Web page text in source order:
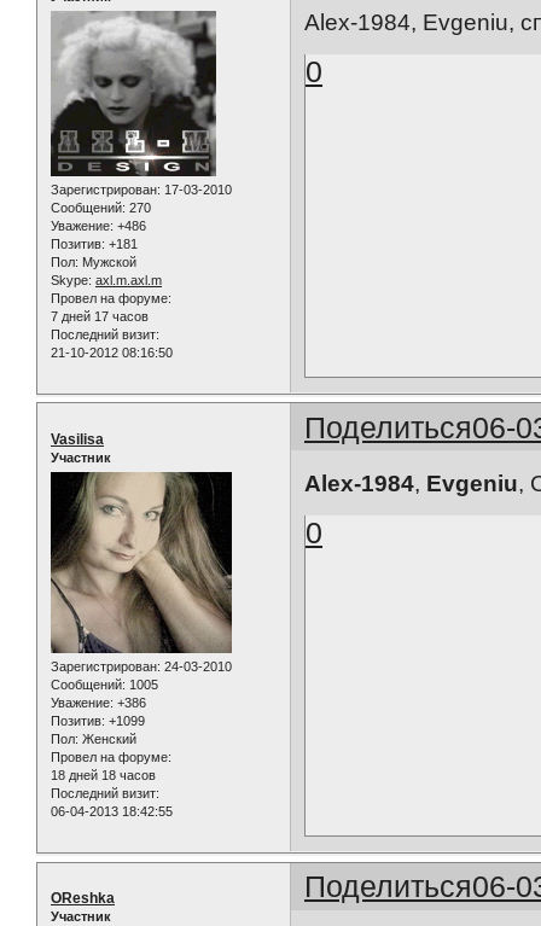
Зарегистрирован: 17-03-2010
Сообщений: 270
Уважение: +486
Позитив: +181
Пол: Мужской
Skype: axl.m.axl.m
Провел на форуме:
7 дней 17 часов
Последний визит:
21-10-2012 08:16:50
Alex-1984, Evgeniu,
0
Поделиться06-
Vasilisa
Участник
Зарегистрирован: 24-03-2010
Сообщений: 1005
Уважение: +386
Позитив: +1099
Пол: Женский
Провел на форуме:
18 дней 18 часов
Последний визит:
06-04-2013 18:42:55
Alex-1984, Evgeniu,
0
Поделиться06-
OReshka
Участник